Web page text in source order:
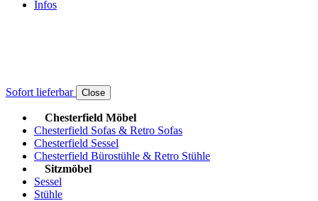
Infos
Sofort lieferbar Close
Chesterfield Möbel
Chesterfield Sofas & Retro Sofas
Chesterfield Sessel
Chesterfield Bürostühle & Retro Stühle
Sitzmöbel
Sessel
Stühle